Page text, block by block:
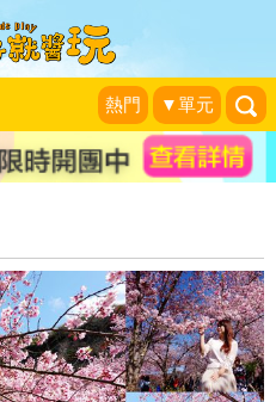
熱門 ▼單元
嫩點綴山頭一片春
農場
|2020-02-24